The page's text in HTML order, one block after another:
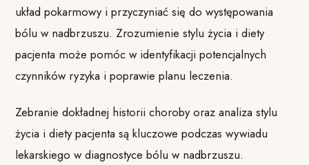
układ pokarmowy i przyczyniać się do występowania
bólu w nadbrzuszu. Zrozumienie stylu życia i diety
pacjenta może pomóc w identyfikacji potencjalnych
czynników ryzyka i poprawie planu leczenia.
Zebranie dokładnej historii choroby oraz analiza stylu
życia i diety pacjenta są kluczowe podczas wywiadu
lekarskiego w diagnostyce bólu w nadbrzuszu.